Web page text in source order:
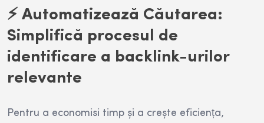
⚡ Automatizează Căutarea:
Simplifică procesul de
identificare a backlink-urilor
relevante
Pentru a economisi timp și a crește eficiența,